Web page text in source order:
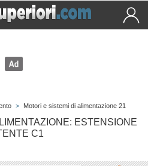
> Motori e sistemi di alimentazione 21
ESTENSIONE
C1